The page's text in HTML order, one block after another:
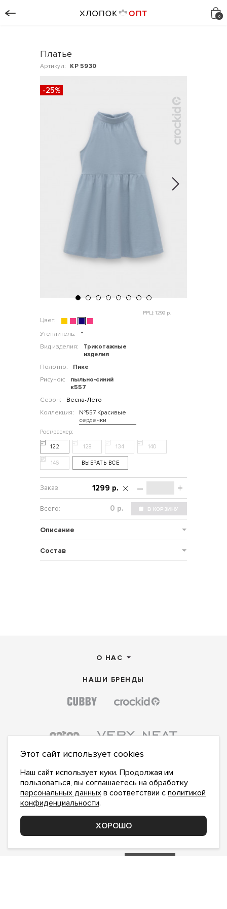
Платье
Артикул: КР 5930
-25%
Цвет:
Утеплитель:
"
Вид изделия:
Трикотажные
изделия
Полотно:
Пике
Рисунок:
пыльно-синий
к557
Сезон:
Весна-Лето
Коллекция:
№557 Красивые
сердечки
РРЦ: 1299 р.
122 128 134 140
146 ВЫБРАТЬ ВСЕ
– +
1299 р.
р.
Описание
Состав
О НАС
НАШИ БРЕНДЫ
ПОДПИСАТЬСЯ НА НОВОСТИ:
сполитикой конфиденциальностиознакомлен и
Этот сайт использует cookies
Наш сайт использует куки. Продолжая им
пользоваться, вы соглашаетесь на обработку
персональных данных в соответствии с политикой
конфиденциальности.
ХОРОШО